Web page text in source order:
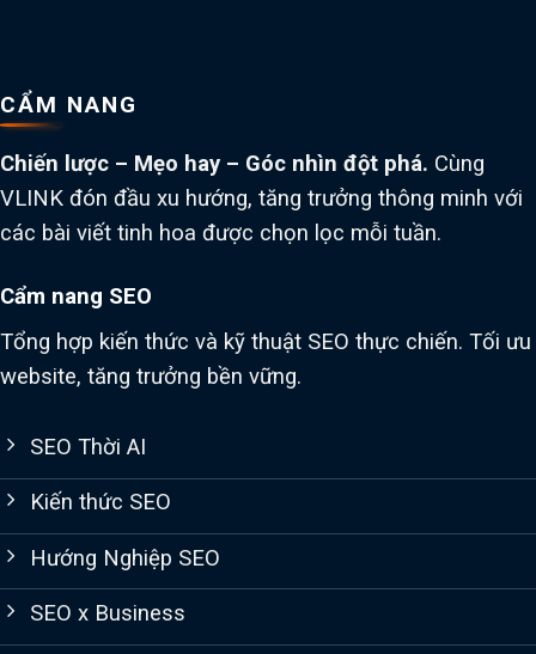
CẨM NANG
Chiến lược – Mẹo hay – Góc nhìn đột phá. Cùng
VLINK đón đầu xu hướng, tăng trưởng thông minh với
các bài viết tinh hoa được chọn lọc mỗi tuần.
Cẩm nang SEO
Tổng hợp kiến thức và kỹ thuật SEO thực chiến. Tối ưu
website, tăng trưởng bền vững.
SEO Thời AI
Kiến thức SEO
Hướng Nghiệp SEO
SEO x Business